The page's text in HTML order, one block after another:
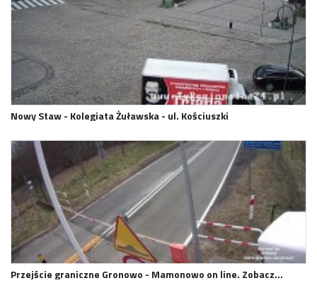
Nowy Staw - Kolegiata Żuławska - ul. Kościuszki
Przejście graniczne Gronowo - Mamonowo on line. Zobacz…